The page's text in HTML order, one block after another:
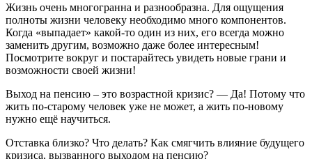
Жизнь очень многогранна и разнообразна. Для ощущения
полноты жизни человеку необходимо много компонентов.
Когда «выпадает» какой-то один из них, его всегда можно
заменить другим, возможно даже более интересным!
Посмотрите вокруг и постарайтесь увидеть новые грани и
возможности своей жизни!
Выход на пенсию – это возрастной кризис? — Да! Потому что
жить по-старому человек уже не может, а жить по-новому
нужно ещё научиться.
Отставка близко? Что делать? Как смягчить влияние будущего
кризиса, вызванного выходом на пенсию?